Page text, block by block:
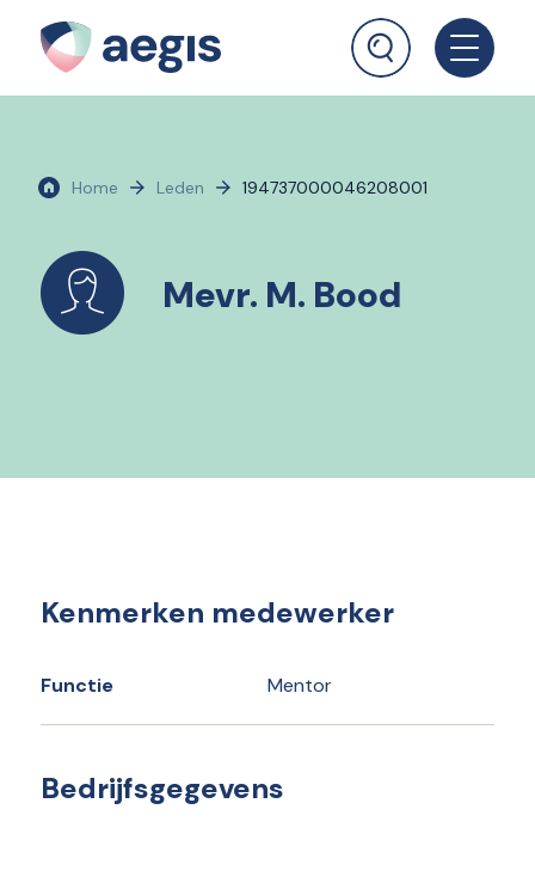
Home Leden 194737000046208001
Mevr. M. Bood
Kenmerken medewerker
Functie Mentor
Bedrijfsgegevens